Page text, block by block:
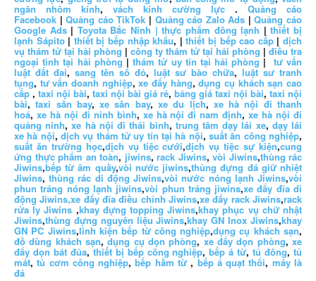
ngăn nhôm kính, vách kính cường lực . Quảng cáo
Facebook |Quảng cáo TikTok | Quảng cáo Zalo Ads |Quảng cáo
Google Ads| Toyota Bắc Ninh | thực phẩm đông lạnh |thiết bị
lạnh Sápito | thiết bị bếp nhập khẩu, |thiết bị bếp cao cấp|dịch
vụ thám tử tại hải phòng | công ty thám tử tại hải phòng | điều tra
ngoại tình tại hải phòng |thám tử uy tín tại hải phòng | tư vấn
luật đất đai, sang tên sổ đỏ, luật sư bào chữa, luật sư tranh
tụng, tư vấn doanh nghiệp,xe đẩy hàng,dụng cụ khách sạn cao
cấp , taxi nội bài, taxi nội bài giá rẻ, bảng giá taxi nội bài, taxi nội
bài,taxi sân bay,xe sân bay,xe du lịch, xe hà nội đi thanh
hoá, xe hà nội đi ninh bình, xe hà nội đi nam định,xe hà nội đi
quảng ninh,xe hà nội đi thái bình, trung tâm dạy lái xe, dạy lái
xe hà nội,dịch vụ thám tử uy tín tại hà nội,suất ăn công nghiệp,
suất ăn trường học,dịch vụ tiệc cưới,dịch vụ tiệc sự kiện,cung
ứng thực phẩm an toàn, jiwins, rack Jiwins, vòi Jiwins,thùng rác
Jiwins,bếp từ âm quầy,vòi nước jiwins,thùng đựng đá giữ nhiệt
Jiwins,thùng rác di động Jiwins,vòi nước nóng lạnh Jiwins,vòi
phun tráng nóng lạnh jiwins,vòi phun tráng jiwins,xe đẩy đĩa di
động Jiwins,xe đẩy đĩa điều chỉnh Jiwins,xe đẩy rack Jiwins,rack
rửa ly Jiwins ,khay đựng topping Jiwins,khay phục vụ chữ nhật
Jiwins,thùng đựng nguyên liệu Jiwins,khay GN Inox Jiwins,khay
GN PC Jiwins,linh kiện bếp từ công nghiệp,dụng cụ khách sạn,
đồ dùng khách sạn,dụng cụ dọn phòng, xe đẩy dọn phòng,xe
đẩy dọn bát đũa, thiết bị bếp công nghiệp,bếp á từ,tủ đông,tủ
mát,tủ cơm công nghiệp,bếp hầm từ , bếp á quạt thổi, máy là
đá